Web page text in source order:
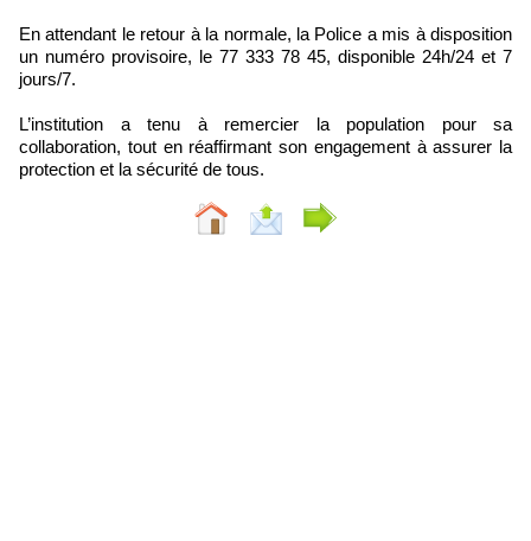
En attendant le retour à la normale, la Police a mis à disposition
un numéro provisoire, le 77 333 78 45, disponible 24h/24 et 7
jours/7.
L’institution a tenu à remercier la population pour sa
collaboration, tout en réaffirmant son engagement à assurer la
protection et la sécurité de tous.